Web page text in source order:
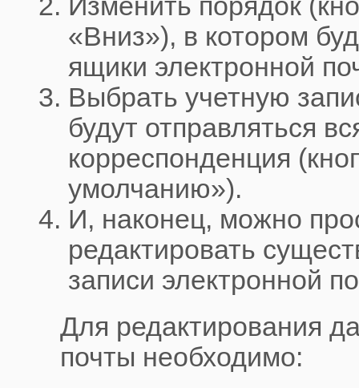
Изменить порядок
«Вниз»), в котором
ящики электронной
Выбрать учетную
будут отправляться
корреспонденция
умолчанию»).
И, наконец, можно
редактировать
записи электронной
Для редактирования
почты необходимо: